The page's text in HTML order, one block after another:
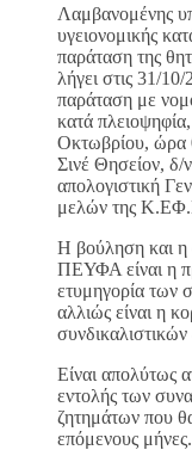
Λαμβανομένης
υγειονομικής
παράταση της
λήγει στις 31/
παράταση με
κατά
Οκτωβρίου, ώρα
Σινέ Θησείον,
απολογιστική
μελών της
Η βούληση και η
ΠΕΥΦΑ είναι η
ετυμηγορία των
αλλιώς είναι η
Είναι απολύτως
εντολής των
ζητημάτων που
επόμενους μήνες.